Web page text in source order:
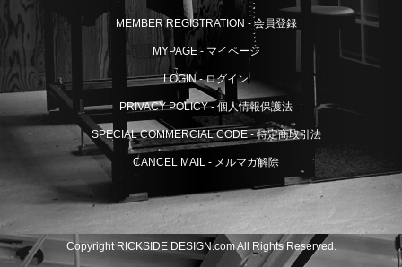
MEMBER REGISTRATION - 会員登録
MYPAGE - マイページ
LOGIN - ログイン
PRIVACY POLICY - 個人情報保護法
SPECIAL COMMERCIAL CODE - 特定商取引法
CANCEL MAIL - メルマガ解除
Copyright RICKSIDE DESIGN.com All Rights Reserved.